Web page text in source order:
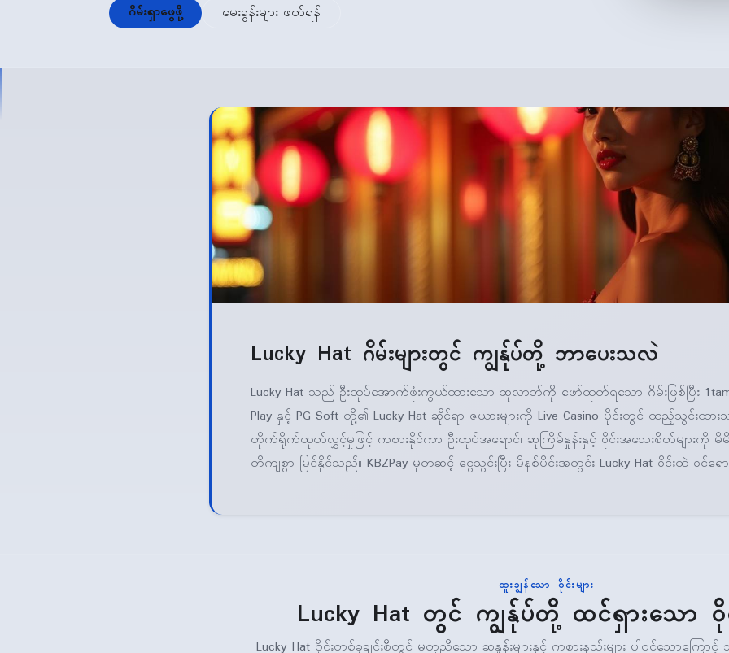
ဂိမ်းရှာဖွေဖို့ မေးခွန်းများ ဖတ်ရန်
Lucky Hat ဂိမ်းများတွင် ကျွန်ုပ်တို့ ဘာပေးသလဲ
Lucky Hat သည် ဦးထုပ်အောက်ဖုံးကွယ်ထားသော ဆုလာဘ်ကို ဖော်ထုတ်ရသော ဂိမ်းဖြစ်ပြီး
Play နှင့် PG Soft တို့၏ Lucky Hat ဆိုင်ရာ ဇယားများကို Live Casino ပိုင်းတွင် ထည့်သွင်းထား
တိုက်ရိုက်ထုတ်လွှင့်မှုဖြင့် ကစားနိုင်ကာ ဦးထုပ်အရောင်၊ ဆုကြိမ်နှုန်းနှင့် ဝိုင်းအသေးစိတ်များကို မိ
တိကျစွာ မြင်နိုင်သည်။ KBZPay မှတဆင့် ငွေသွင်းပြီး မိနစ်ပိုင်းအတွင်း Lucky Hat ဝိုင်းထဲ ဝင်
ထူးချွန်သော ဝိုင်းများ
Lucky Hat တွင် ကျွန်ုပ်တို့ ထင်ရှားသော ဝို
Lucky Hat ဝိုင်းတစ်ခုချင်းစီတွင် မတူညီသော ဆုနှုန်းများနှင့် ကစားနည်းများ ပါဝင်သောကြ